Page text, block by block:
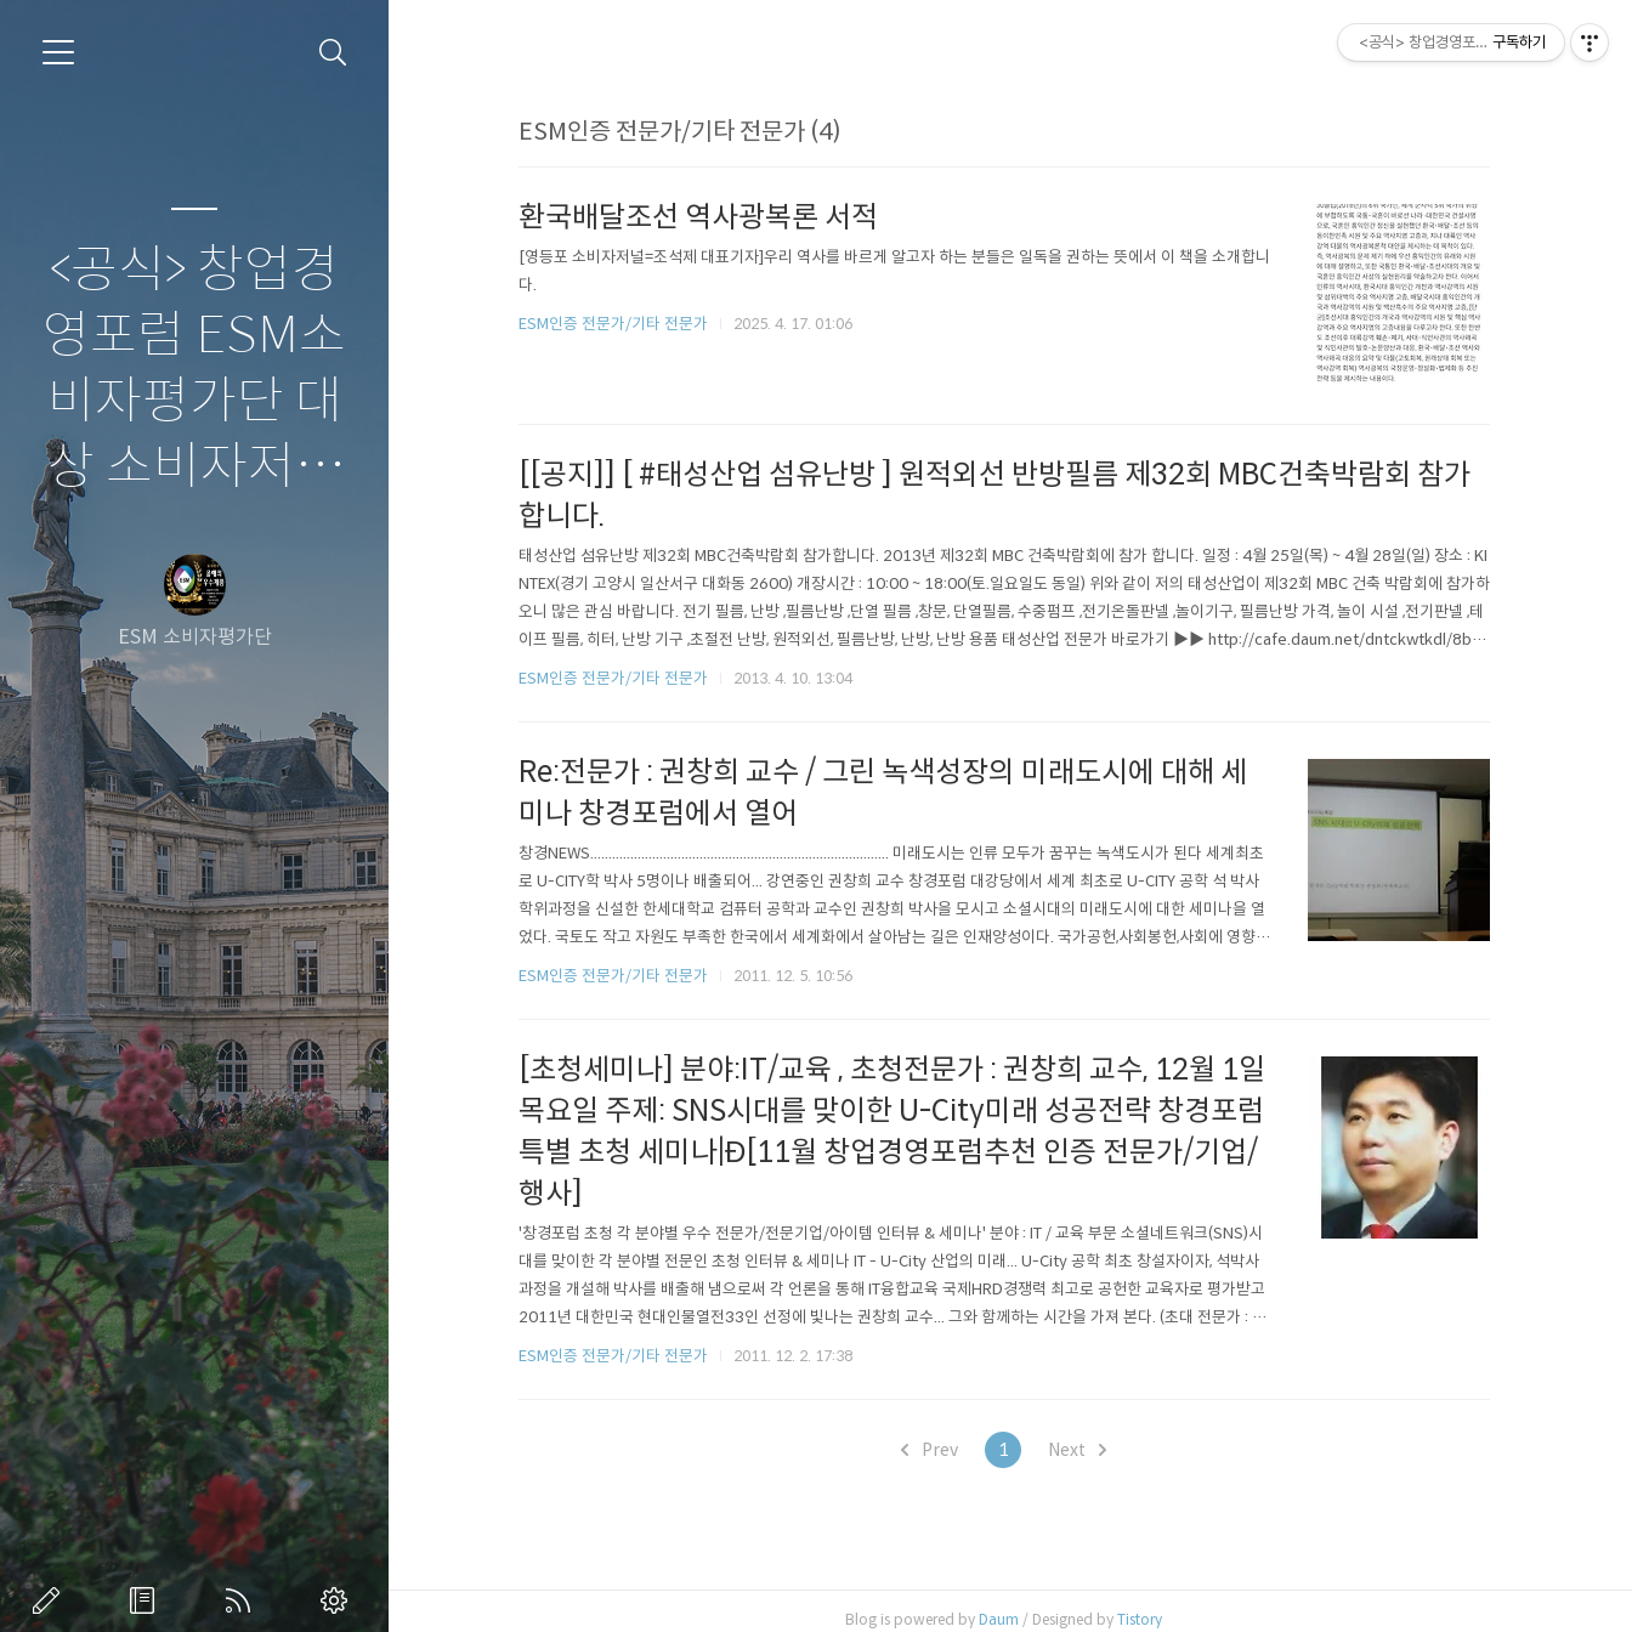
<공식> 창업경
영포럼 ESM소
비자평가단 대
상 소비자저널
ESM 소비자평가단
ESM인증 전문가/기타 전문가 (4)
환국배달조선 역사광복론 서적
[영등포 소비자저널=조석제 대표기자]우리 역사를 바르게 알고자 하는 분들은 일독을 권하는 뜻에서 이 책을 소개합니
다.
ESM인증 전문가/기타 전문가
2025. 4. 17. 01:06
[[공지]] [ #태성산업 섬유난방 ] 원적외선 반방필름 제32회 MBC건축박람회 참가
합니다.
태성산업 섬유난방 제32회 MBC건축박람회 참가합니다. 2013년 제32회 MBC 건축박람회에 참가 합니다. 일정 : 4월 25일(목) ~ 4월 28일(일) 장소 : KI
NTEX(경기 고양시 일산서구 대화동 2600) 개장시간 : 10:00 ~ 18:00(토.일요일도 동일) 위와 같이 저의 태성산업이 제32회 MBC 건축 박람회에 참가하
오니 많은 관심 바랍니다. 전기 필름, 난방 ,필름난방 ,단열 필름 ,창문, 단열필름, 수중펌프 ,전기온돌판넬 ,놀이기구, 필름난방 가격, 놀이 시설 ,전기판넬 ,테
이프 필름, 히터, 난방 기구 ,초절전 난방, 원적외선, 필름난방, 난방, 난방 용품 태성산업 전문가 바로가기 ▶▶ http://cafe.daum.net/dntckwtkdl/8bsl/
409 입력시간 : 2013..
ESM인증 전문가/기타 전문가 2013. 4. 10. 13:04
Re:전문가 : 권창희 교수 / 그린 녹색성장의 미래도시에 대해 세
미나 창경포럼에서 열어
창경NEWS.................................................................................. 미래도시는 인류 모두가 꿈꾸는 녹색도시가 된다 세계최초
로 U-CITY학 박사 5명이나 배출되어... 강연중인 권창희 교수 창경포럼 대강당에서 세계 최초로 U-CITY 공학 석 박사
학위과정을 신설한 한세대학교 컴퓨터 공학과 교수인 권창희 박사을 모시고 소셜시대의 미래도시에 대한 세미나을 열
었다. 국토도 작고 자원도 부족한 한국에서 세계화에서 살아남는 길은 인재양성이다. 국가공헌,사회봉헌,사회에 영향을
끼칠수 있는 인재을 키우는 것이 무엇보다도 시급하다고 말문을연 권 박사는 사람,공간,기술 의 U-City 가 융합되서 잘
ESM인증 전문가/기타 전문가 2011. 12. 5. 10:56
[초청세미나] 분야:IT/교육 , 초청전문가 : 권창희 교수, 12월 1일
목요일 주제: SNS시대를 맞이한 U-City미래 성공전략 창경포럼
특별 초청 세미나|Ð[11월 창업경영포럼추천 인증 전문가/기업/
행사]
'창경포럼 초청 각 분야별 우수 전문가/전문기업/아이템 인터뷰 & 세미나' 분야 : IT / 교육 부문 소셜네트워크(SNS)시
대를 맞이한 각 분야별 전문인 초청 인터뷰 & 세미나 IT - U-City 산업의 미래... U-City 공학 최초 창설자이자, 석박사
과정을 개설해 박사를 배출해 냄으로써 각 언론을 통해 IT융합교육 국제HRD경쟁력 최고로 공헌한 교육자로 평가받고
2011년 대한민국 현대인물열전33인 선정에 빛나는 권창희 교수... 그와 함께하는 시간을 가져 본다. (초대 전문가 : 권
창희 (한세대 교수) ) 2011.12. 1. 목요일 오후2시 30분~ 4시 행사명 : 추천 전문가 인터뷰 및 공개 세미나 발표회 주최
ESM인증 전문가/기타 전문가 2011. 12. 2. 17:38
Prev 1 Next
Blog is powered by Daum / Designed byTistory
<공식> 창업경영포럼 ESM소비
구독하기